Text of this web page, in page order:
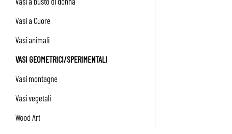
Vasi a Cuore
Vasi animali
VASI GEOMETRICI/SPERIMENTALI
Vasi montagne
Vasi vegetali
Wood Art